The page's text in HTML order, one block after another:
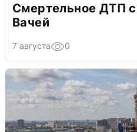
Смертельное ДТП
Вачей
7 августа 0